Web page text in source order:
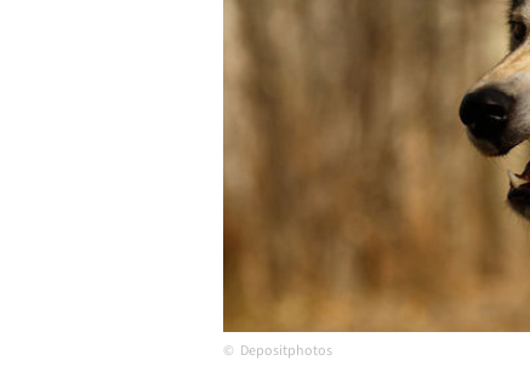
Depositphotos